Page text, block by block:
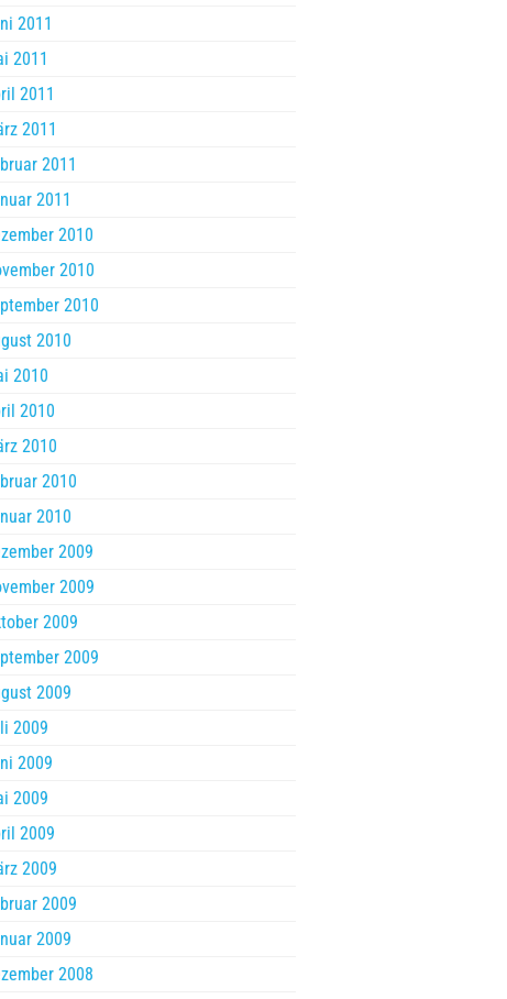
2011
2011
2011
2011
2011
2011
2010
2010
2010
2010
2010
2010
2010
2010
2010
2009
2009
2009
2009
2009
2009
2009
2009
2009
2009
2009
2009
2008